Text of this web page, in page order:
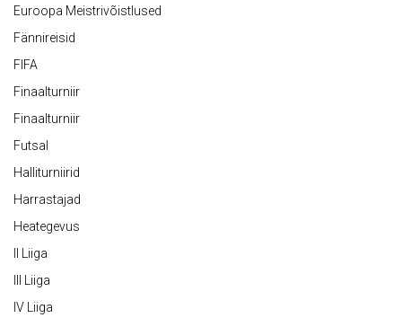
Euroopa Meistrivõistlused
Fännireisid
FIFA
Finaalturniir
Finaalturniir
Futsal
Halliturniirid
Harrastajad
Heategevus
II Liiga
III Liiga
IV Liiga